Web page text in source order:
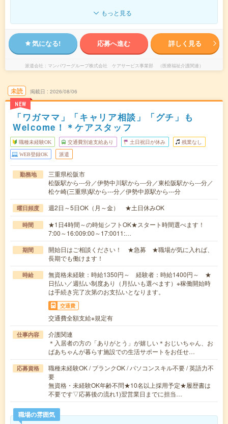
もっと見る
気になる! 応募へ進む 詳しく見る
派遣会社 マンパワーグループ株式会社 ケアサービス事業部 （医療福祉介護関連）
未読
NEW
掲載日 2026/08/06
「ワガママ」「キャリア相談」「グチ」も
Welcome！＊ケアスタッフ
職種未経験OK 交通費別途支給あり 土日祝日が休み 残業なし
WEB登録OK 派遣
勤務地
三重県松阪市
松阪駅から---分／伊勢中川駅から---分／東松阪駅から---分／
松ケ崎(三重県)駅から---分／伊勢中原駅から---分
曜日頻度 週2日～5日OK（月～金） ★土日休みOK
時間
★1日4時間～の時短シフトOK★スタート時間選べます！
7:00～16:009:00～17:0011:…
期間
開始日はご相談ください！ ★急募 ★職場が気に入れば、
長期でも働けます！
時給
無資格未経験：時給1350円～ 経験者：時給1400円～ ★
日払い／週払い制度あり（月払いも選べます）※稼働開始時
は手続き完了次第のお支払いとなります。
交通費
交通費全額支給※規定有
仕事内容
介護関連
＊入居者の方の「ありがとう」が嬉しい＊おじいちゃん、お
ばあちゃんが暮らす施設での生活サポートをお任せ…
応募資格
職種未経験OK / ブランクOK / パソコンスキル不要 / 英語力不
要
無資格・未経験OK年齢不問★10名以上採用予定★履歴書は
不要です▽応募後の流れ1)翌営業日までに担当…
職場の雰囲気